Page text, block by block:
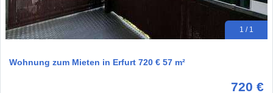
1 / 1
Wohnung zum Mieten in Erfurt 720 € 57 m²
720 €